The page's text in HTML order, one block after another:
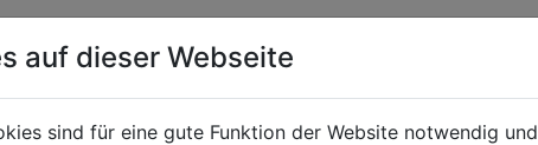
auf dieser Webseite
sind für eine gute Funktion der Website notwendig und